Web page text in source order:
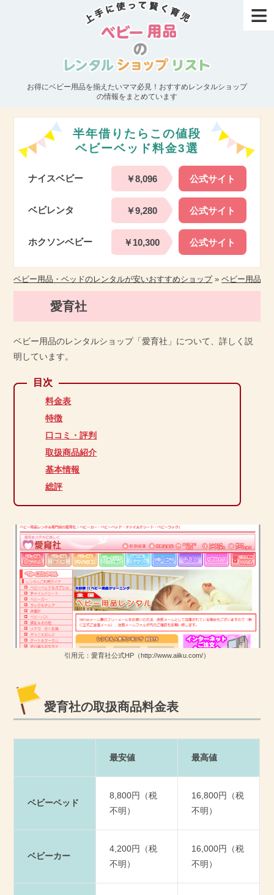
お得にベビー用品を揃えたいママ必見！おすすめレンタルショップ
の情報をまとめています
≡
半年借りたらこの値段
ベビーベッド料金3選
ナイスベビー ￥8,096 公式サイト
ベビレンタ ￥9,280 公式サイト
ホクソンベビー ￥10,300 公式サイト
ベビー用品・ベッドのレンタルが安いおすすめショップ»ベビー用品の
愛育社
ベビー用品のレンタルショップ「愛育社」について、詳しく説
明しています。
料金表
特徴
口コミ・評判
取扱商品紹介
基本情報
総評
引用元：愛育社公式HP（http://www.aiiku.com/）
愛育社の取扱商品料金表
最安値 最高値
ベビーベッド
8,800円（税
不明）
16,800円（税
不明）
ベビーカー
4,200円（税
不明）
16,000円（税
不明）